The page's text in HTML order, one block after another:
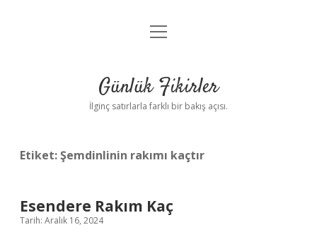
Anasayfa
Yasal Uyarı
menüyü
Günlük Fikirler
İlginç satırlarla farklı bir bakış açısı.
Etiket:Şemdinlinin rakımı kaçtır
Esendere Rakım Kaç
Tarih: Aralık 16, 2024